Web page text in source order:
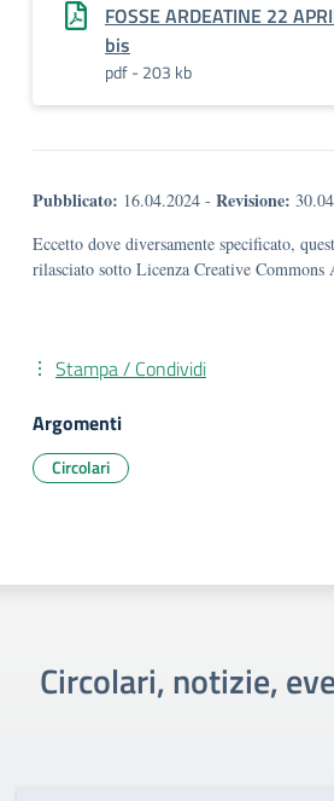
FOSSE ARDEATINE 22
bis
pdf - 203 kb
Pubblicato: 16.04.2024 - Revisione:
Eccetto dove diversamente specificato,
rilasciato sotto Licenza Creative
Stampa / Condividi
Argomenti
Circolari
Circolari, notizie,